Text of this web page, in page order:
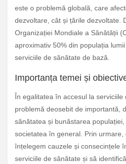
este o problemă globală, care
dezvoltare, cât și țările dezvoltate.
Organizației Mondiale a Sănătății
aproximativ 50% din populația
serviciile de sănătate de bază.
Importanța temei și
În egalitatea în accesul la serviciile
problemă deosebit de importantă,
sănătatea și bunăstarea
societatea în general. Prin urmare,
înțelegem cauzele și consecințele
serviciile de sănătate și să